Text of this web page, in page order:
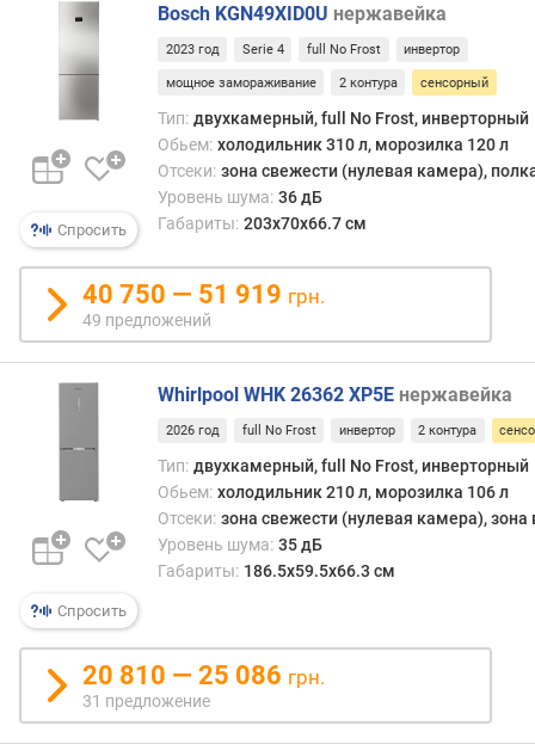
б
ъ
м
м
о
р
о
з
и
к
а
е
р
(
)
Спросить
Bosch KGN49XID0U нержавейка
2023 год Serie 4 full No Frost инвертор
мощное замораживание 2 контура сенсорный
Тип: двухкамерный, full No Frost, инверторный
Обьем: холодильник 310 л, морозилка 120 л
Отсеки: зона свежести (нулевая камера),
Уровень шума: 36 дБ
Габариты: 203x70x66.7 см
40 750 — 51 919 грн.
49 предложений
Спросить
Whirlpool WHK 26362 XP5E нержавейка
2026 год full No Frost инвертор 2 контура
Тип: двухкамерный, full No Frost, инверторный
Обьем: холодильник 210 л, морозилка 106 л
Отсеки: зона свежести (нулевая камера), зона
Уровень шума: 35 дБ
Габариты: 186.5х59.5х66.3 см
20 810 — 25 086 грн.
31 предложение